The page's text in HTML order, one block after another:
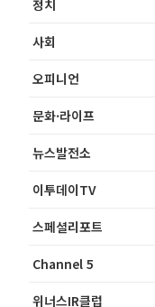
정치
사회
오피니언
문화·라이프
뉴스발전소
이투데이TV
스페셜리포트
Channel 5
위너스IR클럽